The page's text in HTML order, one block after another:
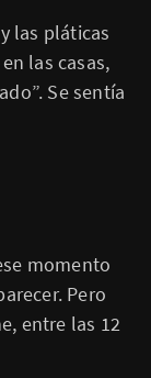
las pláticas
las casas,
Se sentía
momento
Pero
entre las 12